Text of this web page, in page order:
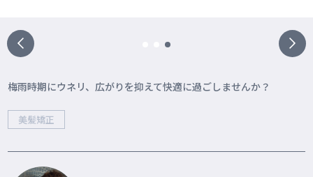
梅雨時期にウネリ、広がりを抑えて快適に過ごしませんか？
美髪矯正